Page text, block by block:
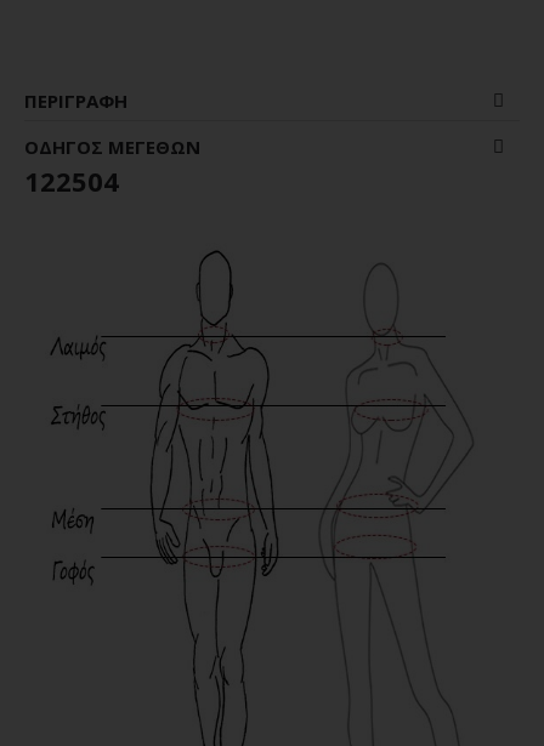
ΠΕΡΙΓΡΑΦΉ
ΟΔΗΓΌΣ ΜΕΓΕΘΏΝ
122504